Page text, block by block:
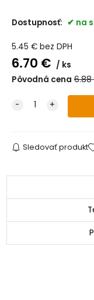
Dostupnosť: na
5.45 € bez DPH
6.70 €
ks
Pôvodná cena 6.88
Sledovať produkt